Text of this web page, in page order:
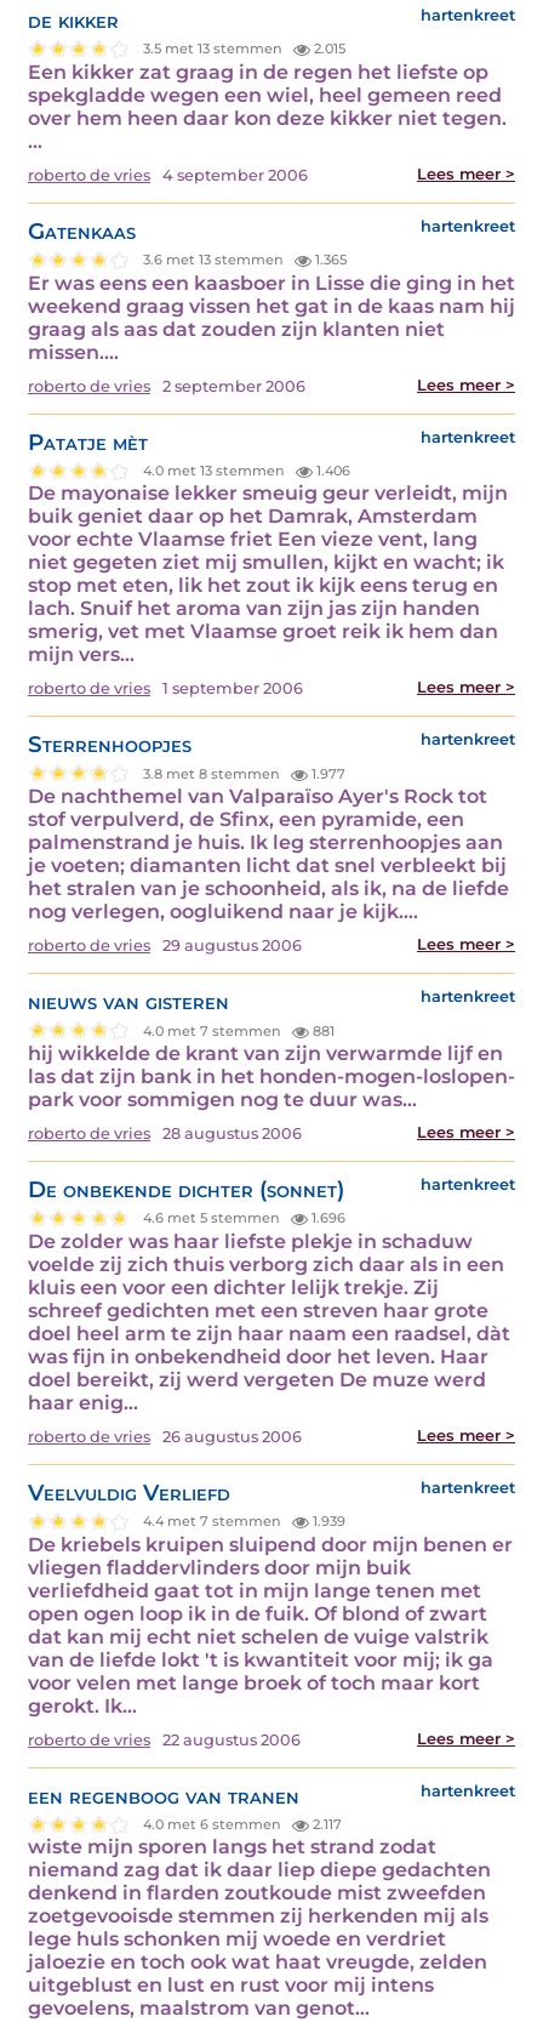
de kikker hartenkreet
3.5 met 13 stemmen 2.015
Een kikker zat graag in de regen het liefste op
spekgladde wegen een wiel, heel gemeen reed
over hem heen daar kon deze kikker niet tegen.
…
roberto de vries 4 september 2006 Lees meer >
Gatenkaas hartenkreet
3.6 met 13 stemmen 1.365
Er was eens een kaasboer in Lisse die ging in het
weekend graag vissen het gat in de kaas nam hij
graag als aas dat zouden zijn klanten niet
missen.…
roberto de vries 2 september 2006 Lees meer >
Patatje mèt hartenkreet
4.0 met 13 stemmen 1.406
De mayonaise lekker smeuig geur verleidt, mijn
buik geniet daar op het Damrak, Amsterdam
voor echte Vlaamse friet Een vieze vent, lang
niet gegeten ziet mij smullen, kijkt en wacht; ik
stop met eten, lik het zout ik kijk eens terug en
lach. Snuif het aroma van zijn jas zijn handen
smerig, vet met Vlaamse groet reik ik hem dan
mijn vers…
roberto de vries 1 september 2006 Lees meer >
Sterrenhoopjes hartenkreet
3.8 met 8 stemmen 1.977
De nachthemel van Valparaïso Ayer's Rock tot
stof verpulverd, de Sfinx, een pyramide, een
palmenstrand je huis. Ik leg sterrenhoopjes aan
je voeten; diamanten licht dat snel verbleekt bij
het stralen van je schoonheid, als ik, na de liefde
nog verlegen, oogluikend naar je kijk.…
roberto de vries 29 augustus 2006 Lees meer >
nieuws van gisteren hartenkreet
4.0 met 7 stemmen 881
hij wikkelde de krant van zijn verwarmde lijf en
las dat zijn bank in het honden-mogen-loslopen-
park voor sommigen nog te duur was…
roberto de vries 28 augustus 2006 Lees meer >
De onbekende dichter (sonnet) hartenkreet
4.6 met 5 stemmen 1.696
De zolder was haar liefste plekje in schaduw
voelde zij zich thuis verborg zich daar als in een
kluis een voor een dichter lelijk trekje. Zij
schreef gedichten met een streven haar grote
doel heel arm te zijn haar naam een raadsel, dàt
was fijn in onbekendheid door het leven. Haar
doel bereikt, zij werd vergeten De muze werd
haar enig…
roberto de vries 26 augustus 2006 Lees meer >
Veelvuldig Verliefd hartenkreet
4.4 met 7 stemmen 1.939
De kriebels kruipen sluipend door mijn benen er
vliegen fladdervlinders door mijn buik
verliefdheid gaat tot in mijn lange tenen met
open ogen loop ik in de fuik. Of blond of zwart
dat kan mij echt niet schelen de vuige valstrik
van de liefde lokt 't is kwantiteit voor mij; ik ga
voor velen met lange broek of toch maar kort
gerokt. Ik…
roberto de vries 22 augustus 2006 Lees meer >
een regenboog van tranen hartenkreet
4.0 met 6 stemmen 2.117
wiste mijn sporen langs het strand zodat
niemand zag dat ik daar liep diepe gedachten
denkend in flarden zoutkoude mist zweefden
zoetgevooisde stemmen zij herkenden mij als
lege huls schonken mij woede en verdriet
jaloezie en toch ook wat haat vreugde, zelden
uitgeblust en lust en rust voor mij intens
gevoelens, maalstrom van genot…